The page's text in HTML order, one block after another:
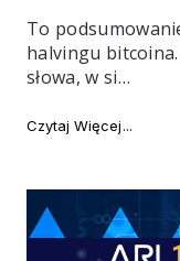
To
halvingu
słowa, w si…
Czytaj Więcej